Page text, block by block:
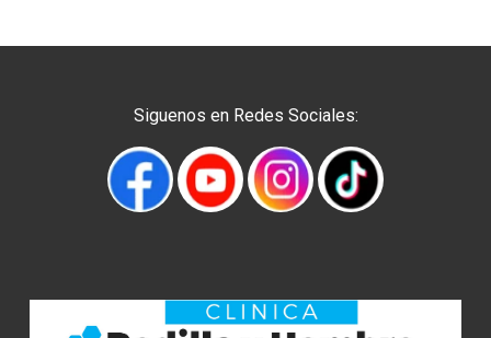
Siguenos en Redes Sociales: